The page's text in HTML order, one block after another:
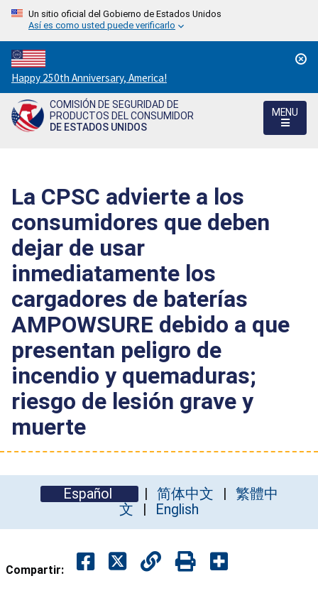
Un sitio oficial del Gobierno de Estados Unidos
Así es como usted puede verificarlo
Countdown
to
America's
250th
Happy 250th Anniversary, America!
COMISIÓN DE SEGURIDAD DE
PRODUCTOS DEL CONSUMIDOR
DE ESTADOS UNIDOS
MENU
La CPSC advierte a los
consumidores que deben
dejar de usar
inmediatamente los
cargadores de baterías
AMPOWSURE debido a que
presentan peligro de
incendio y quemaduras;
riesgo de lesión grave y
muerte
Español 简体中文
繁體中
文
English
Compartir: